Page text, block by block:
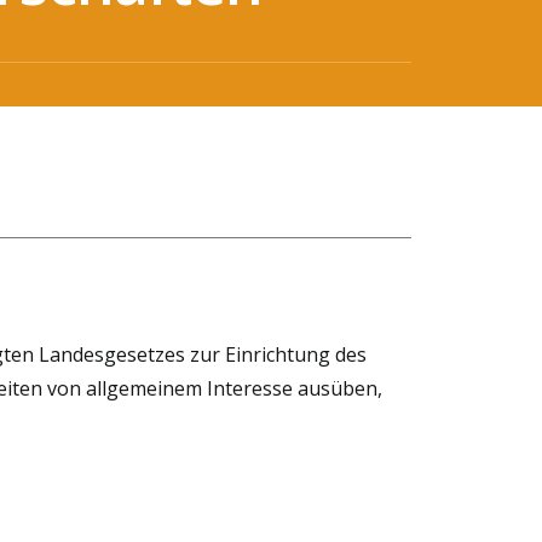
Landesgesetzes zur Einrichtung des
von allgemeinem Interesse ausüben,